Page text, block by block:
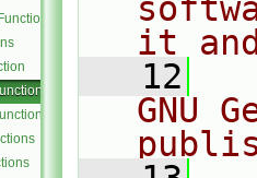
it
   12
GNU